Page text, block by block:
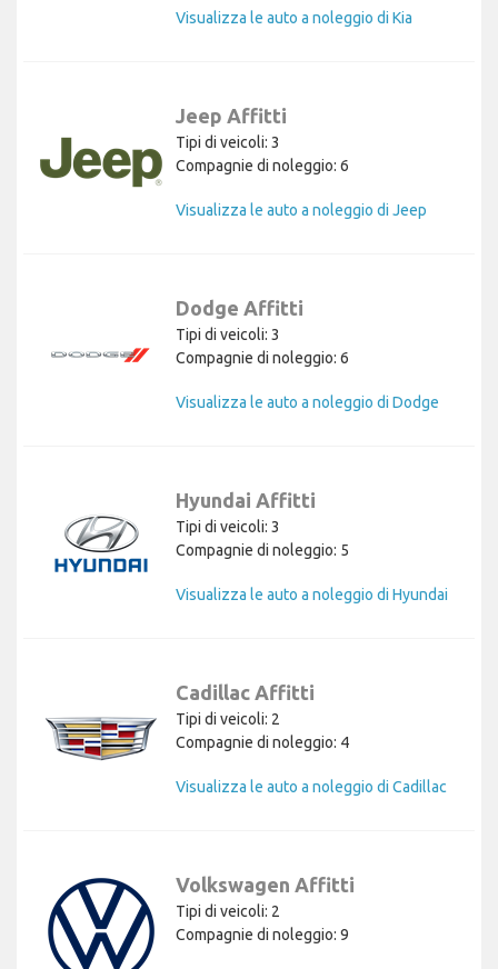
Visualizza le auto a noleggio di Kia
Jeep Affitti
Tipi di veicoli: 3
Compagnie di noleggio: 6
Visualizza le auto a noleggio di Jeep
Dodge Affitti
Tipi di veicoli: 3
Compagnie di noleggio: 6
Visualizza le auto a noleggio di Dodge
Hyundai Affitti
Tipi di veicoli: 3
Compagnie di noleggio: 5
Visualizza le auto a noleggio di Hyundai
Cadillac Affitti
Tipi di veicoli: 2
Compagnie di noleggio: 4
Visualizza le auto a noleggio di Cadillac
Volkswagen Affitti
Tipi di veicoli: 2
Compagnie di noleggio: 9